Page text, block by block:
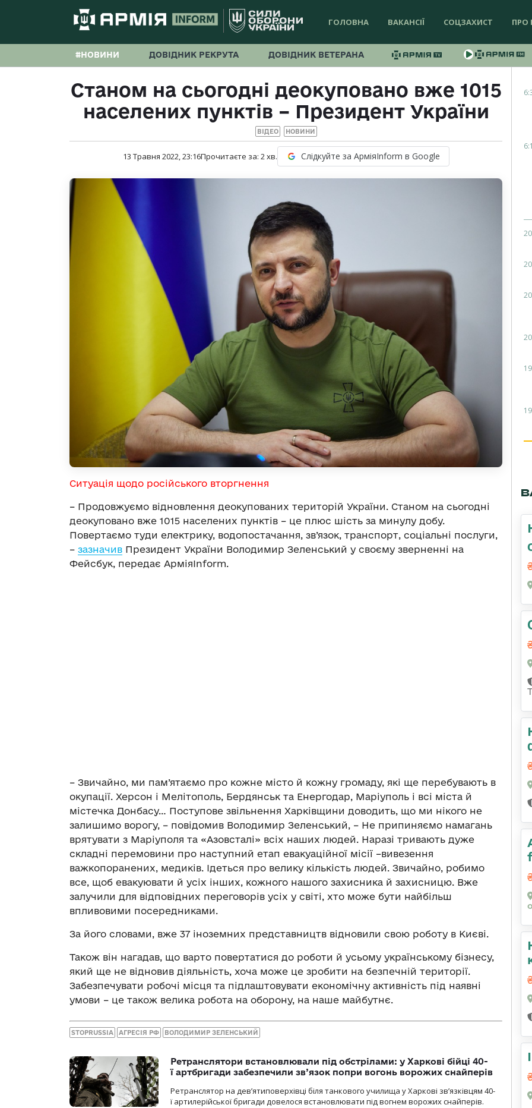
ГОЛОВНА ВАКАНСІЇ СОЦЗАХИСТ ПРО
#НОВИНИ ДОВІДНИК РЕКРУТА ДОВІДНИК ВЕТЕРАНА
Станом на сьогодні деокуповано вже 1015
населених пунктів – Президент України
ВІДЕО НОВИНИ
13 Травня 2022, 23:16Прочитаєте за: 2хв. Слідкуйте за АрміяInform в Google
Ситуація щодо російського вторгнення
– Продовжуємо відновлення деокупованих територій України. Станом на сьогодні
деокуповано вже 1015 населених пунктів – це плюс шість за минулу добу.
Повертаємо туди електрику, водопостачання, зв’язок, транспорт, соціальні послуги,
– зазначив Президент України Володимир Зеленський у своєму зверненні на
Фейсбук, передає АрміяInform.
– Звичайно, ми пам’ятаємо про кожне місто й кожну громаду, які ще перебувають в
окупації. Херсон і Мелітополь, Бердянськ та Енергодар, Маріуполь і всі міста й
містечка Донбасу… Поступове звільнення Харківщини доводить, що ми нікого не
залишимо ворогу, – повідомив Володимир Зеленський, – Не припиняємо намагань
врятувати з Маріуполя та «Азовсталі» всіх наших людей. Наразі тривають дуже
складні перемовини про наступний етап евакуаційної місії –вивезення
важкопоранених, медиків. Ідеться про велику кількість людей. Звичайно, робимо
все, щоб евакуювати й усіх інших, кожного нашого захисника й захисницю. Вже
залучили для відповідних переговорів усіх у світі, хто може бути найбільш
впливовими посередниками.
За його словами, вже 37 іноземних представництв відновили свою роботу в Києві.
Також він нагадав, що варто повертатися до роботи й усьому українському бізнесу,
який ще не відновив діяльність, хоча може це зробити на безпечній території.
Забезпечувати робочі місця та підлаштовувати економічну активність під наявні
умови – це також велика робота на оборону, на наше майбутнє.
STOPRUSSIA АГРЕСІЯ РФ ВОЛОДИМИР ЗЕЛЕНСЬКИЙ
Ретранслятори встановлювали під обстрілами: у Харкові бійці 40-
ї артбригади забезпечили зв’язок попри вогонь ворожих снайперів
Ретранслятор на дев’ятиповерхівці біля танкового училища у Харкові зв’язківцям 40-
ї артилерійської бригади довелося встановлювати під вогнем ворожих снайперів.